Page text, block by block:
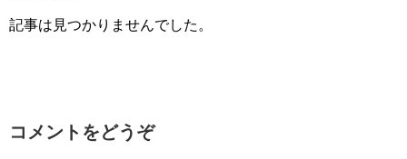
記事は見つかりませんでした。
コメントをどうぞ